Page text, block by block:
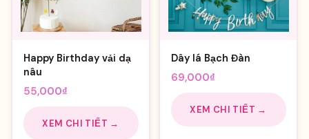
Happy Birthday vải dạ
nâu
55,000₫
XEM CHI TIẾT →
Dây lá Bạch Đàn
69,000₫
XEM CHI TIẾT →